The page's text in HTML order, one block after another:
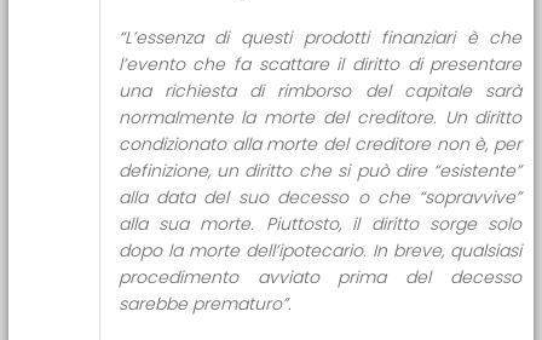
“L’essenza di questi prodotti finanziari è che
l’evento che fa scattare il diritto di presentare
una richiesta di rimborso del capitale sarà
normalmente la morte del creditore. Un diritto
condizionato alla morte del creditore non è, per
definizione, un diritto che si può dire “esistente”
alla data del suo decesso o che “sopravvive”
alla sua morte. Piuttosto, il diritto sorge solo
dopo la morte dell’ipotecario. In breve, qualsiasi
procedimento avviato prima del decesso
sarebbe prematuro”.